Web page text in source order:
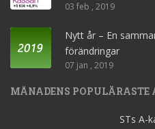
03 feb , 2019
Nytt år – En
förändringar
07 jan , 2019
MÅNADENS POPULÄRASTE
STs A-